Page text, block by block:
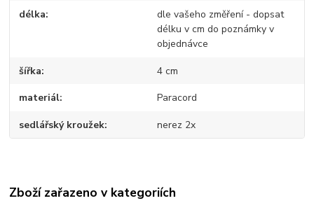
délka
dle vašeho změření - dopsat
délku v cm do poznámky v
objednávce
šířka 4 cm
materiál Paracord
sedlářský kroužek nerez 2x
Zboží zařazeno v kategoriích